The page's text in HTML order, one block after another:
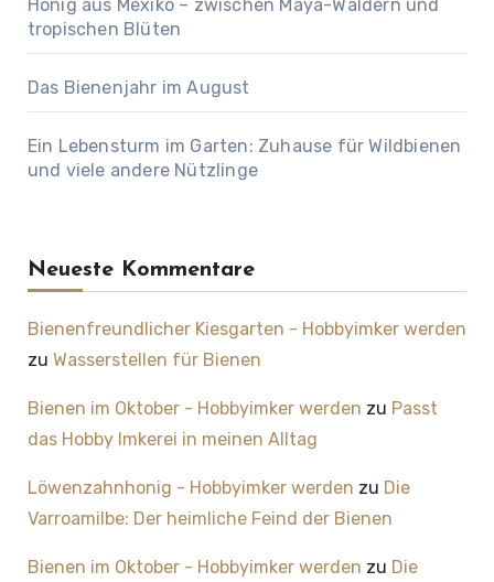
Honig aus Mexiko – zwischen Maya-Wäldern und
tropischen Blüten
Das Bienenjahr im August
Ein Lebensturm im Garten: Zuhause für Wildbienen
und viele andere Nützlinge
Neueste Kommentare
Bienenfreundlicher Kiesgarten - Hobbyimker werden
zu Wasserstellen für Bienen
Bienen im Oktober - Hobbyimker werden zu Passt
das Hobby Imkerei in meinen Alltag
Löwenzahnhonig - Hobbyimker werden zu Die
Varroamilbe: Der heimliche Feind der Bienen
Bienen im Oktober - Hobbyimker werden zu Die